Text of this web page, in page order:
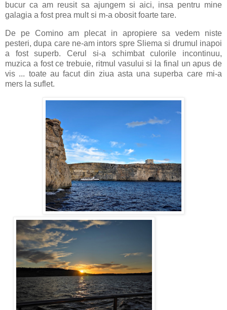
bucur ca am reusit sa ajungem si aici, insa pentru mine
galagia a fost prea mult si m-a obosit foarte tare.
De pe Comino am plecat in apropiere sa vedem niste
pesteri, dupa care ne-am intors spre Sliema si drumul inapoi
a fost superb. Cerul si-a schimbat culorile incontinuu,
muzica a fost ce trebuie, ritmul vasului si la final un apus de
vis ... toate au facut din ziua asta una superba care mi-a
mers la suflet.